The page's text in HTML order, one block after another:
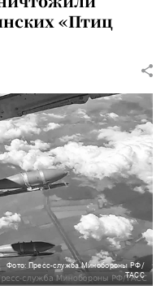
«Птиц
Фото: Пресс-служба Минобороны РФ/
ТАСС